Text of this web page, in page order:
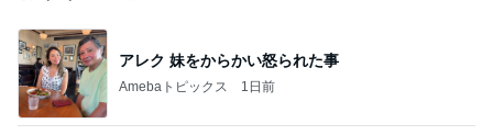
アレク 妹をからかい怒られた事
Amebaトピックス 1日前